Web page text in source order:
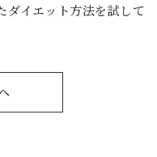
ダイエット方法を試して